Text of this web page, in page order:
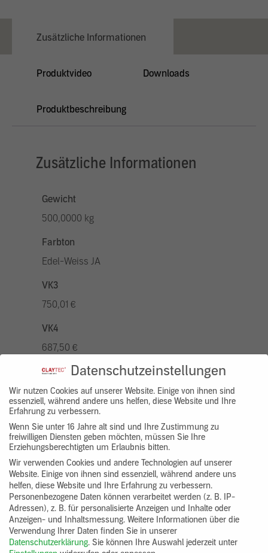
Zusätzliche Informationen
Produktvideo Downloads
Produktbeschreibung
Zusätzliche Informationen
Gewicht
500,0000 kg
Farbton
Edel-Weiss JA
VK3
750,01 €
VK4
687,50 €
VK5
875,01 €
VK7
625,00 €
Gruppenprodukt
yosima_designputz_bigb
Datenschutzeinstellungen
Wir nutzen Cookies auf unserer Website. Einige von ihnen sind
essenziell, während andere uns helfen, diese Website und Ihre
Erfahrung zu verbessern.
Wenn Sie unter 16 Jahre alt sind und Ihre Zustimmung zu
freiwilligen Diensten geben möchten, müssen Sie Ihre
Erziehungsberechtigten um Erlaubnis bitten.
Wir verwenden Cookies und andere Technologien auf unserer
Website. Einige von ihnen sind essenziell, während andere uns
helfen, diese Website und Ihre Erfahrung zu verbessern.
Personenbezogene Daten können verarbeitet werden (z. B. IP-
Adressen), z. B. für personalisierte Anzeigen und Inhalte oder
Anzeigen- und Inhaltsmessung. Weitere Informationen über die
Verwendung Ihrer Daten finden Sie in unserer
Datenschutzerklärung. Sie können Ihre Auswahl jederzeit unter